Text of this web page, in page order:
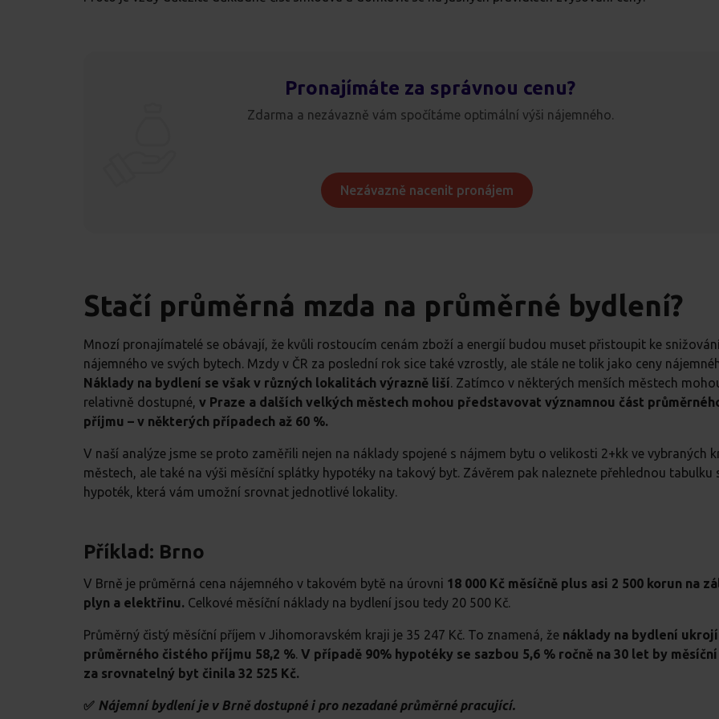
Pronajímáte za správnou cenu?
Zdarma a nezávazně vám spočítáme optimální výši nájemného.
Nezávazně nacenit pronájem
Stačí průměrná mzda na průměrné bydlení?
Mnozí pronajímatelé se obávají, že kvůli rostoucím cenám zboží a energií budou muset přistoupit ke
nájemného ve svých bytech. Mzdy v ČR za poslední rok sice také vzrostly, ale stále ne tolik jako ceny
Náklady na bydlení se však v různých lokalitách výrazně liší. Zatímco v některých menších městech
relativně dostupné, v Praze a dalších velkých městech mohou představovat významnou část
příjmu – v některých případech až 60 %.
V naší analýze jsme se proto zaměřili nejen na náklady spojené s nájmem bytu o velikosti 2+kk ve vybraných
městech, ale také na výši měsíční splátky hypotéky na takový byt. Závěrem pak naleznete přehlednou tabulku
hypoték, která vám umožní srovnat jednotlivé lokality.
Příklad: Brno
V Brně je průměrná cena nájemného v takovém bytě na úrovni 18 000 Kč měsíčně plus asi 2 500 korun na
plyn a elektřinu. Celkové měsíční náklady na bydlení jsou tedy 20 500 Kč.
Průměrný čistý měsíční příjem v Jihomoravském kraji je 35 247 Kč. To znamená, že náklady na bydlení
průměrného čistého příjmu 58,2 %. V případě 90% hypotéky se sazbou 5,6 % ročně na 30 let by
za srovnatelný byt činila 32 525 Kč.
✅ Nájemní bydlení je v Brně dostupné i pro nezadané průměrné pracující.